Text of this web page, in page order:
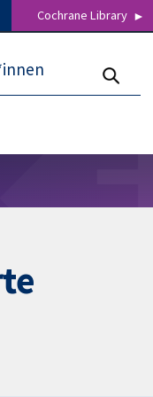
Cochrane Library